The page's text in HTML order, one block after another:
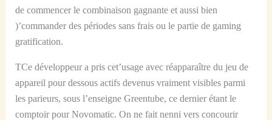
de commencer le combinaison gagnante et aussi bien
)’commander des périodes sans frais ou le partie de gaming
gratification.
TCe développeur a pris cet’usage avec réapparaître du jeu de
appareil pour dessous actifs devenus vraiment visibles parmi
les parieurs, sous l’enseigne Greentube, ce dernier étant le
comptoir pour Novomatic. On ne fait nenni vers concourir